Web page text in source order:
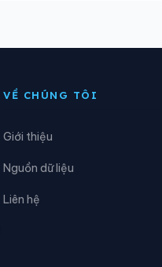
Xã Kiến Xương
VỀ CHÚNG TÔI
Giới thiệu
Nguồn dữ liệu
Liên hệ